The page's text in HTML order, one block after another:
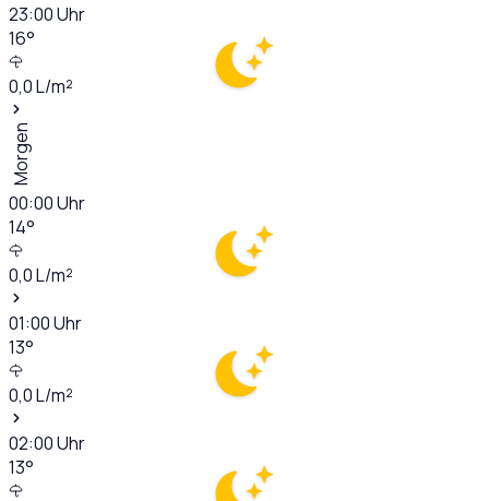
23:00Uhr
16°
0,0L/m²
Morgen
00:00Uhr
14°
0,0L/m²
01:00Uhr
13°
0,0L/m²
02:00Uhr
13°